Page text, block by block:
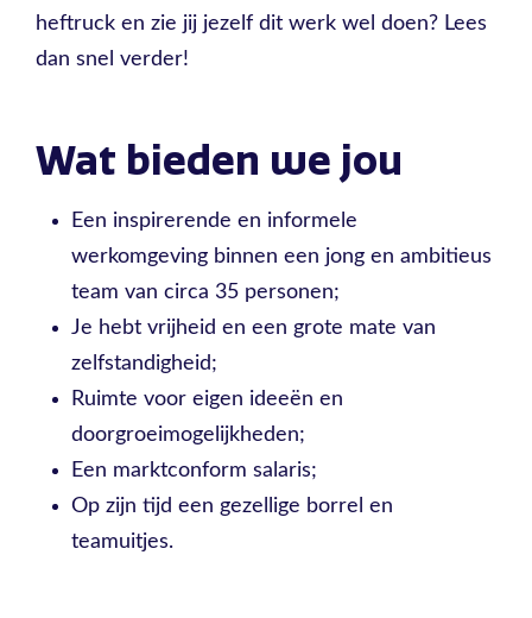
heftruck en zie jij jezelf dit werk wel doen? Lees
dan snel verder!
Wat bieden we jou
Een inspirerende en informele
werkomgeving binnen een jong en ambitieus
team van circa 35 personen;
Je hebt vrijheid en een grote mate van
zelfstandigheid;
Ruimte voor eigen ideeën en
doorgroeimogelijkheden;
Een marktconform salaris;
Op zijn tijd een gezellige borrel en
teamuitjes.